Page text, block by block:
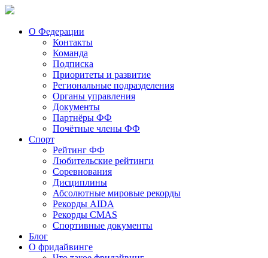
О Федерации
Контакты
Команда
Подписка
Приоритеты и развитие
Региональные подразделения
Органы управления
Документы
Партнёры ФФ
Почётные члены ФФ
Спорт
Рейтинг ФФ
Любительские рейтинги
Соревнования
Дисциплины
Абсолютные мировые рекорды
Рекорды AIDA
Рекорды CMAS
Спортивные документы
Блог
О фридайвинге